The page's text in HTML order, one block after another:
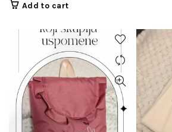
Add to cart